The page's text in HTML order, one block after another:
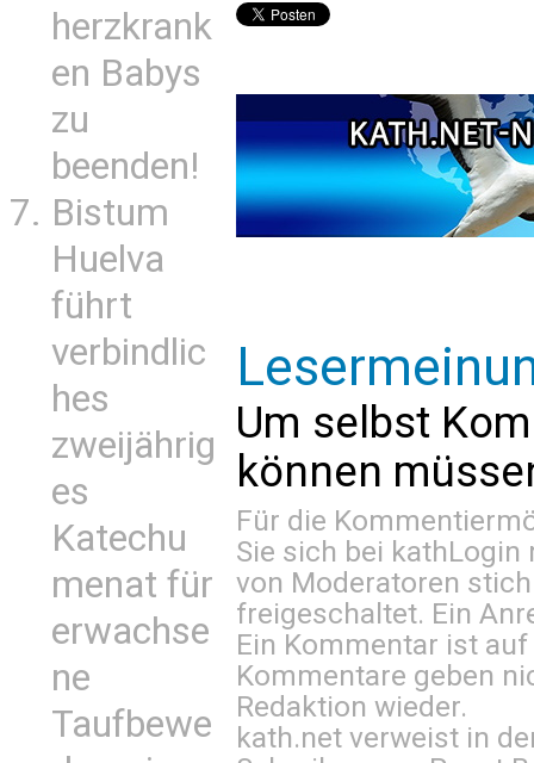
herzkrank
en Babys
zu
beenden!
Bistum
Huelva
führt
verbindlic
hes
zweijährig
es
Katechu
menat für
erwachse
ne
Taufbewe
Um selbst
können
Für die
Sie sich bei kathLogin
von Moderatoren
freigeschaltet. Ein
Ein Kommentar ist
Kommentare geben
Redaktion wieder.
kath.net verweist in